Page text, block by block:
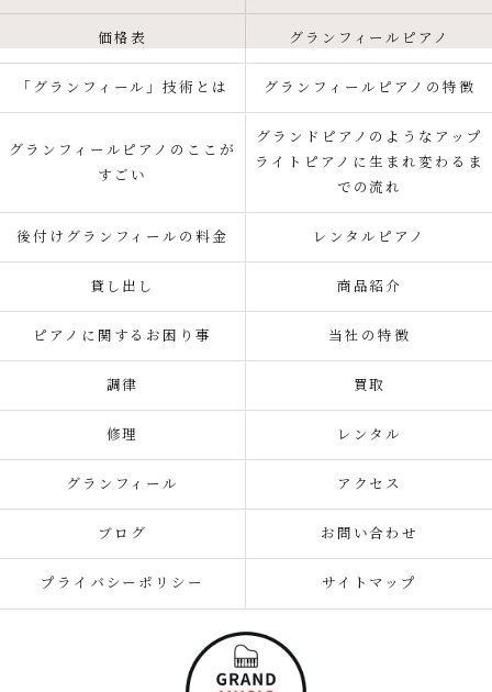
価格表 グランフィールピアノ
「グランフィール」技術とは グランフィールピアノの特徴
グランフィールピアノのここが
すごい
グランドピアノのようなアップ
ライトピアノに生まれ変わるま
での流れ
後付けグランフィールの料金 レンタルピアノ
貸し出し 商品紹介
ピアノに関するお困り事 当社の特徴
調律 買取
修理 レンタル
グランフィール アクセス
ブログ お問い合わせ
プライバシーポリシー サイトマップ